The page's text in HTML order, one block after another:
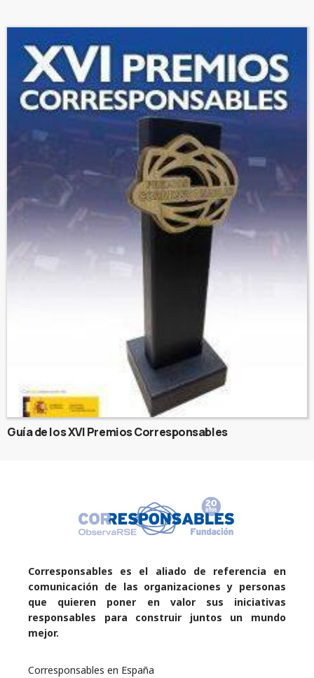
Guía de los XVI Premios Corresponsables
Corresponsables es el aliado de referencia en
comunicación de las organizaciones y personas
que quieren poner en valor sus iniciativas
responsables para construir juntos un mundo
mejor.
Corresponsables en España